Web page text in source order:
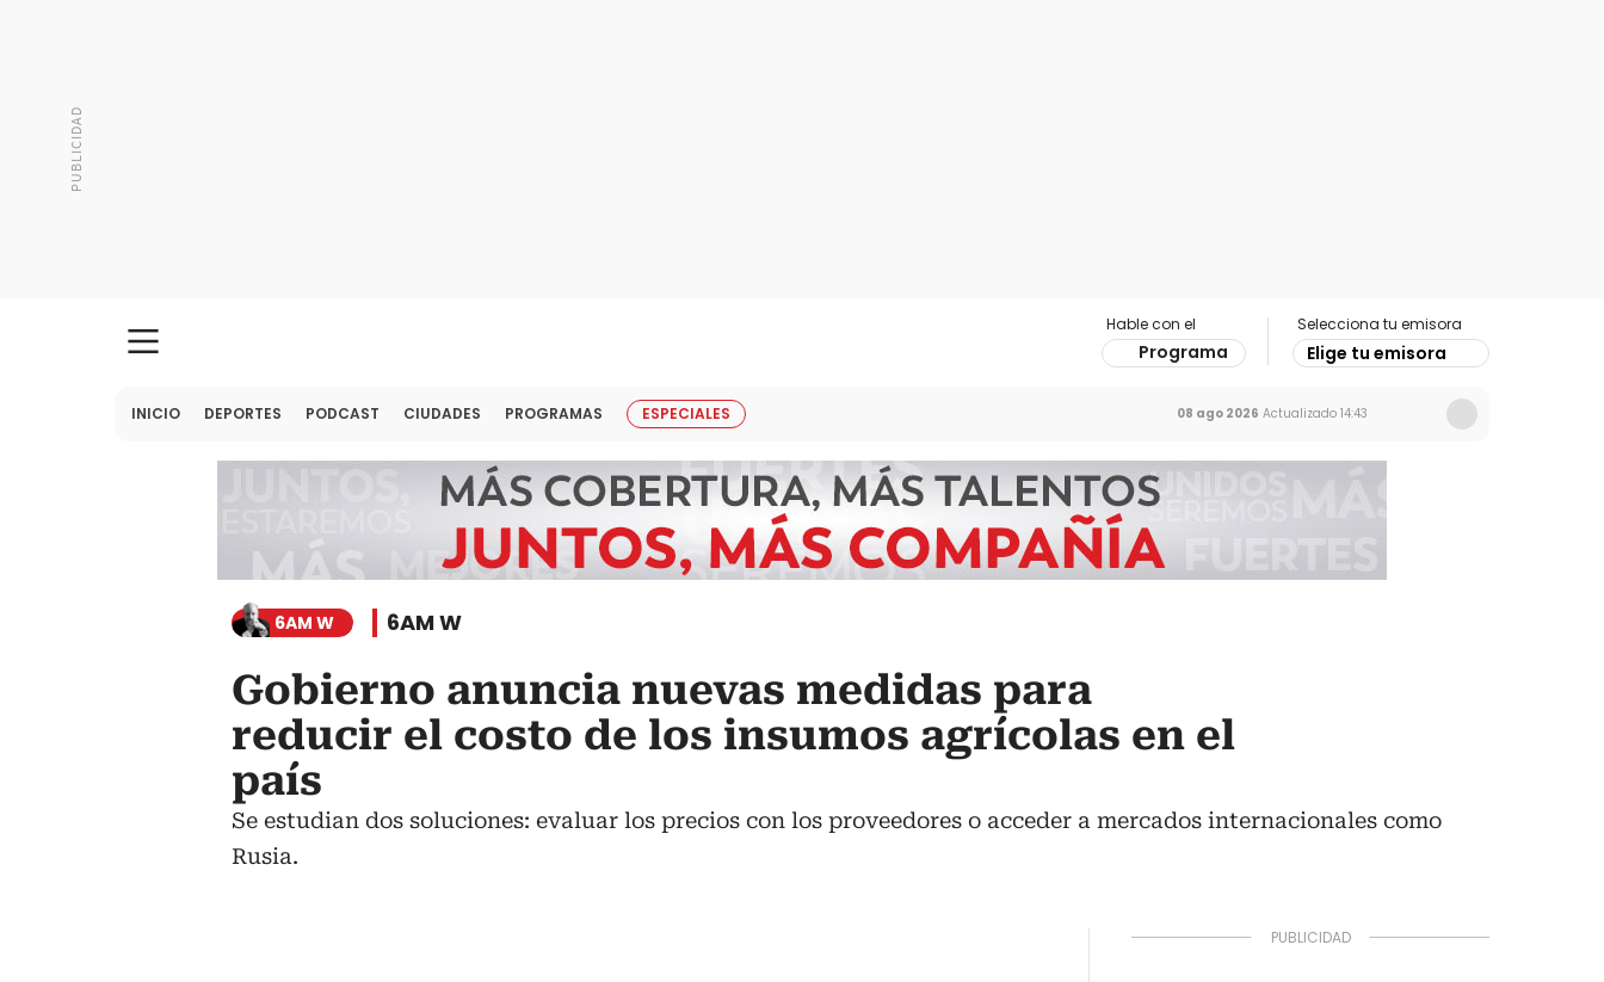
Hable con el
Programa
Selecciona tu emisora
Elige tu emisora
INICIO DEPORTES PODCAST CIUDADES PROGRAMAS ESPECIALES 08 ago 2026 Actualizado 14:43
6AM W 6AM W
Gobierno anuncia nuevas medidas para
reducir el costo de los insumos agrícolas en el
país
Se estudian dos soluciones: evaluar los precios con los proveedores o acceder a mercados internacionales como
Rusia.